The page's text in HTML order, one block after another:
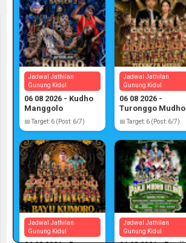
Jadwal Jathilan
Gunung Kidul
06 08 2026 - Kudho
Manggolo
📅 Target: 6 (Post: 6/7)
Jadwal Jathilan
Gunung Kidul
06 08 2026 -
Turonggo Mudho
📅 Target: 6 (Post: 6/7)
Jadwal Jathilan
Gunung Kidul
Jadwal Jathilan
Gunung Kidul